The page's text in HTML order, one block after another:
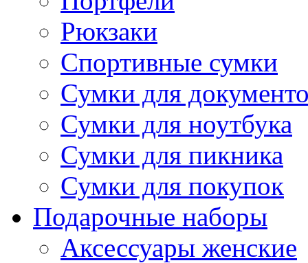
Рюкзаки
Спортивные сумки
Сумки для
Сумки для ноутбука
Сумки для пикника
Сумки для покупок
Подарочные наборы
Аксессуары женские